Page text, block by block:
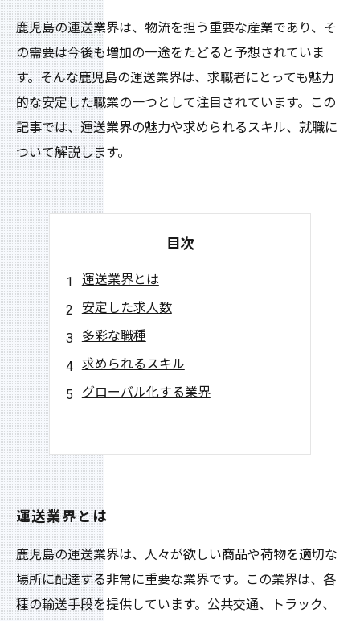
鹿児島の運送業界は、物流を担う重要な産業であり、そ
の需要は今後も増加の一途をたどると予想されていま
す。そんな鹿児島の運送業界は、求職者にとっても魅力
的な安定した職業の一つとして注目されています。この
記事では、運送業界の魅力や求められるスキル、就職に
ついて解説します。
目次
運送業界とは
安定した求人数
多彩な職種
求められるスキル
グローバル化する業界
運送業界とは
鹿児島の運送業界は、人々が欲しい商品や荷物を適切な
場所に配達する非常に重要な業界です。この業界は、各
種の輸送手段を提供しています。公共交通、トラック、